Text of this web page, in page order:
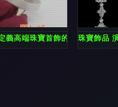
義高端珠寶首飾的藝術珠寶飾品